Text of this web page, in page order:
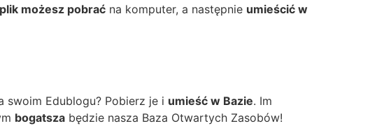
plik możesz pobrać na komputer, a następnie umieścić w
swoim Edublogu? Pobierz je i umieść w Bazie. Im
bogatsza będzie nasza Baza Otwartych Zasobów!